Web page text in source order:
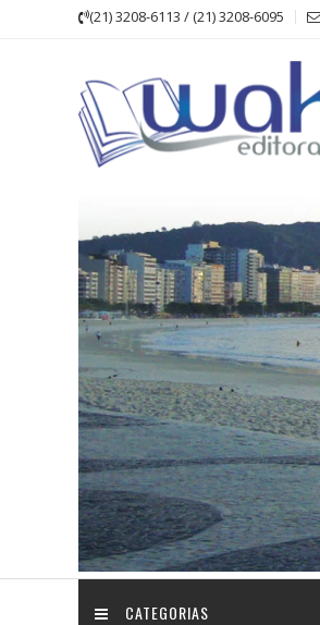
(21) 3208-6113 / (21) 3208-6095
CATEGORIAS